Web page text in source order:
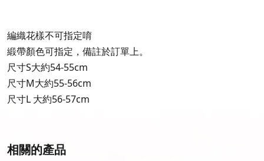
編織花樣不可指定唷
緞帶顏色可指定，備註於訂單上。
尺寸S大約54-55cm
尺寸M大約55-56cm
尺寸L 大約56-57cm
相關的產品